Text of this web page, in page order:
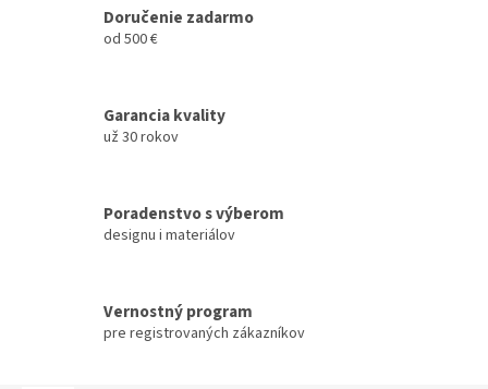
Doručenie zadarmo
od 500 €
Garancia kvality
už 30 rokov
Poradenstvo s výberom
designu i materiálov
Vernostný program
pre registrovaných zákazníkov